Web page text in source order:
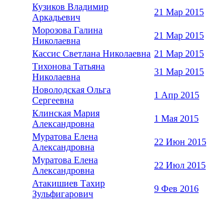
Кузиков Владимир
Аркадьевич
21 Мар 2015
Морозова Галина
Николаевна
21 Мар 2015
Кассис Светлана Николаевна 21 Мар 2015
Тихонова Татьяна
Николаевна
31 Мар 2015
Новолодская Ольга
Сергеевна
1 Апр 2015
Клинская Мария
Александровна
1 Мая 2015
Муратова Елена
Александровна
22 Июн 2015
Муратова Елена
Александровна
22 Июл 2015
Атакишиев Тахир
Зульфигарович
9 Фев 2016